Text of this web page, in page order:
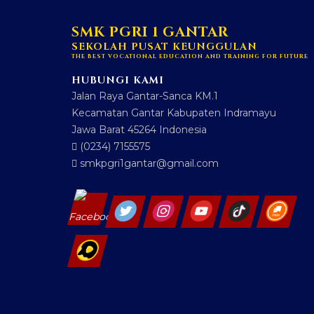
SMK PGRI 1 GANTAR
SEKOLAH PUSAT KEUNGGULAN
THE BEST VOCATIONAL EDUCATION AND TRAINING FOR FUTURE
HUBUNGI KAMI
Jalan Raya Gantar-Sanca KM.1
Kecamatan Gantar Kabupaten Indramayu
Jawa Barat 45264 Indonesia
(0234) 7155575
smkpgri1gantar@gmail.com